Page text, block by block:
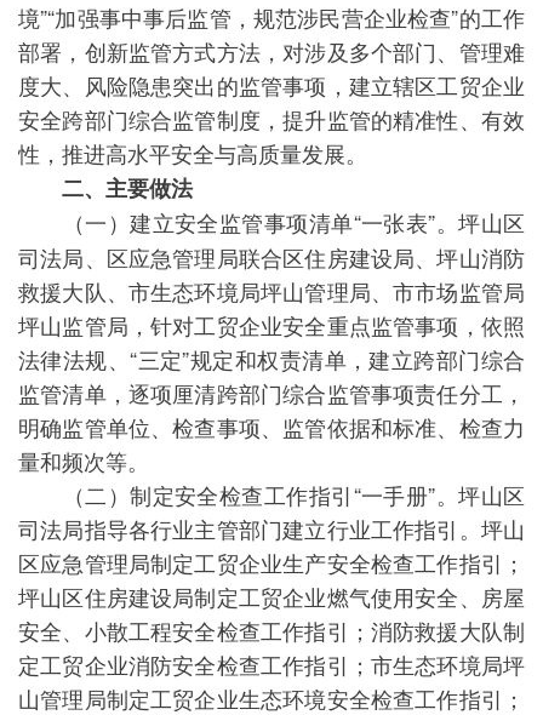
境”“加强事中事后监管，规范涉民营企业检查”的工作
部署，创新监管方式方法，对涉及多个部门、管理难
度大、风险隐患突出的监管事项，建立辖区工贸企业
安全跨部门综合监管制度，提升监管的精准性、有效
性，推进高水平安全与高质量发展。
二、主要做法
（一）建立安全监管事项清单“一张表”。坪山区
司法局、区应急管理局联合区住房建设局、坪山消防
救援大队、市生态环境局坪山管理局、市市场监管局
坪山监管局，针对工贸企业安全重点监管事项，依照
法律法规、“三定”规定和权责清单，建立跨部门综合
监管清单，逐项厘清跨部门综合监管事项责任分工，
明确监管单位、检查事项、监管依据和标准、检查力
量和频次等。
（二）制定安全检查工作指引“一手册”。坪山区
司法局指导各行业主管部门建立行业工作指引。坪山
区应急管理局制定工贸企业生产安全检查工作指引；
坪山区住房建设局制定工贸企业燃气使用安全、房屋
安全、小散工程安全检查工作指引；消防救援大队制
定工贸企业消防安全检查工作指引；市生态环境局坪
山管理局制定工贸企业生态环境安全检查工作指引；